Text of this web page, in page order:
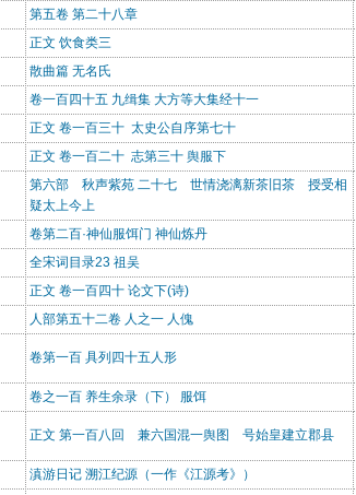
第五卷 第二十八章
正文 饮食类三
散曲篇 无名氏
卷一百四十五 九缉集 大方等大集经十一
正文 卷一百三十 太史公自序第七十
正文 卷一百二十 志第三十 舆服下
第六部 秋声紫苑 二十七 世情浇漓新茶旧茶 授受相
疑太上今上
卷第二百·神仙服饵门 神仙炼丹
全宋词目录23 祖吴
正文 卷一百四十 论文下(诗)
人部第五十二卷 人之一 人傀
卷第一百 具列四十五人形
卷之一百 养生余录（下） 服饵
正文 第一百八回 兼六国混一舆图 号始皇建立郡县
滇游日记 溯江纪源（一作《江源考》）